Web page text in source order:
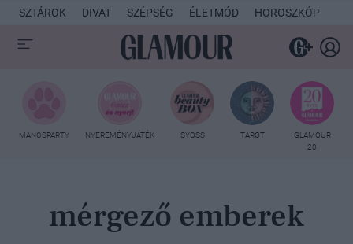
SZTÁROK DIVAT SZÉPSÉG ÉLETMÓD HOROSZKÓP
MANCSPARTY NYEREMÉNYJÁTÉK SYOSS TAROT
GLAMOUR
20
mérgező emberek